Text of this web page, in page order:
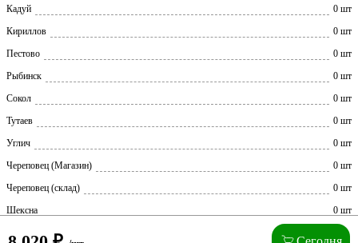
Кадуй
0 шт
Кириллов
0 шт
Пестово
0 шт
Рыбинск
0 шт
Сокол
0 шт
Тутаев
0 шт
Углич
0 шт
Череповец (Магазин)
0 шт
Череповец (склад)
0 шт
Шексна
0 шт